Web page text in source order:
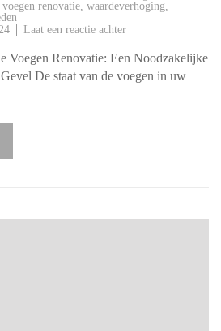
voegen renovatie, waardeverhoging,
Laat een reactie achterop
wat
u
moet
weten
Voegen Renovatie: Een Noodzakelijke
De staat van de voegen in uw